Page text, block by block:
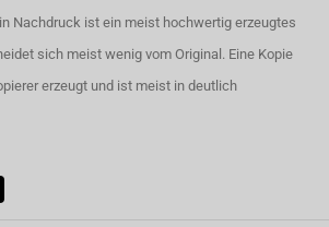
Nachdruck ist ein meist hochwertig erzeugtes
sich meist wenig vom Original. Eine Kopie
erzeugt und ist meist in deutlich